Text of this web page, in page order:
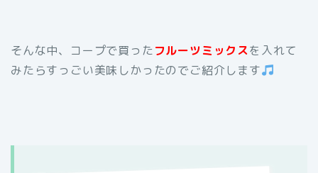
そんな中、コープで買ったフルーツミックスを入れて
みたらすっごい美味しかったのでご紹介します